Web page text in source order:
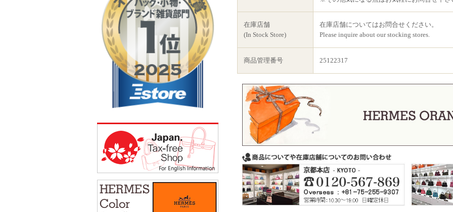
在庫店舗
(In Stock Store)
在庫店舗についてはお問合せください。
Please inquire about our stocking stores.
商品管理番号 25122317